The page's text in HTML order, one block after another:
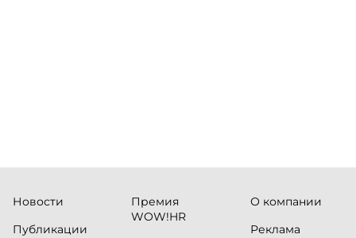
Новости
Публикации
Премия
WOW!HR
О компании
Реклама